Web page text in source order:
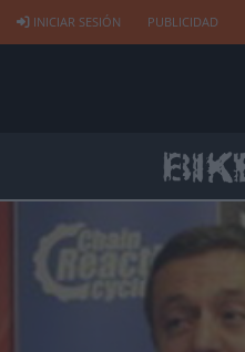
INICIAR SESIÓN PUBLICIDAD